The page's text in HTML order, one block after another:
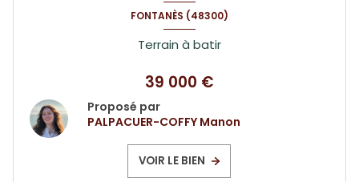
FONTANÈS (48300)
Terrain à batir
39 000 €
Proposé par
PALPACUER-COFFY Manon
VOIR LE BIEN